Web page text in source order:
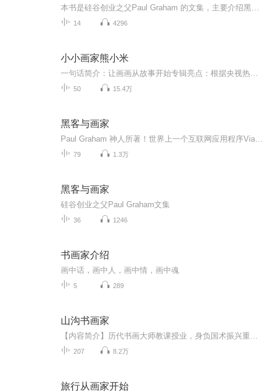
14 4296
小小画家熊小米
50 15.4万
黑客与画家
79 1.3万
黑客与画家
硅谷创业之父Paul Graham文集
36 1246
书画家介绍
画中话，画中人，画中情，画中魂
5 289
山沟书画家
207 8.2万
旅行从画家开始